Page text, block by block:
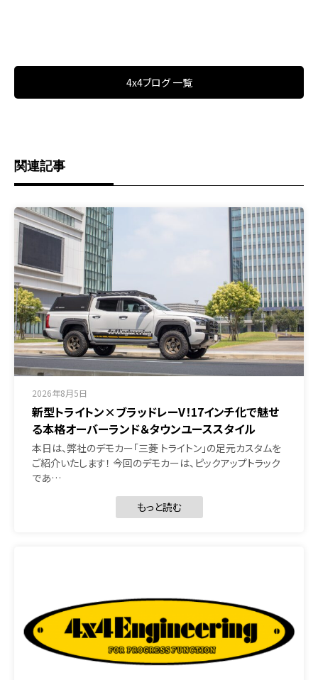
4x4ブログ 一覧
関連記事
2026年8月5日
新型トライトン×ブラッドレーV！17インチ化で魅せ
る本格オーバーランド＆タウンユーススタイル
本日は、弊社のデモカー「三菱 トライトン」の足元カスタムを
ご紹介いたします！ 今回のデモカーは、ピックアップトラック
であ…
もっと読む